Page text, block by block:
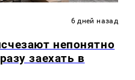
6 дней назад
непонятно
заехать в